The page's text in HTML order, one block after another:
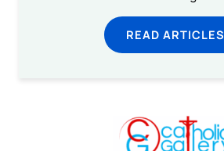
READ ARTICLES